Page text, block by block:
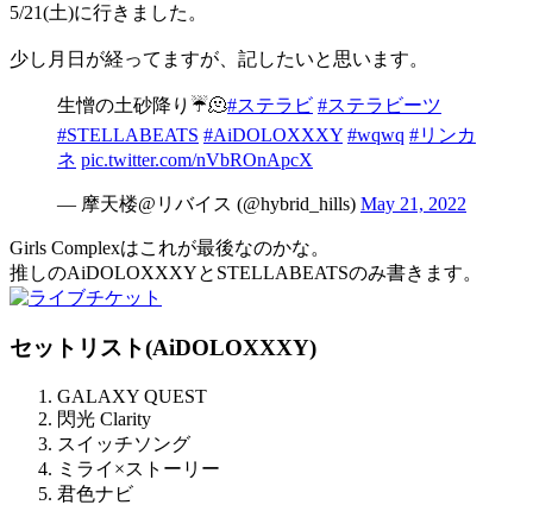
有
5/21(土)に行きました。
少し月日が経ってますが、記したいと思います。
生憎の土砂降り☔️🫠#ステラビ #ステラビーツ
#STELLABEATS #AiDOLOXXXY #wqwq #リンカ
ネ pic.twitter.com/nVbROnApcX
— 摩天楼@リバイス (@hybrid_hills) May 21, 2022
Girls Complexはこれが最後なのかな。
推しのAiDOLOXXXYとSTELLABEATSのみ書きます。
セットリスト(AiDOLOXXXY)
GALAXY QUEST
閃光 Clarity
スイッチソング
ミライ×ストーリー
君色ナビ